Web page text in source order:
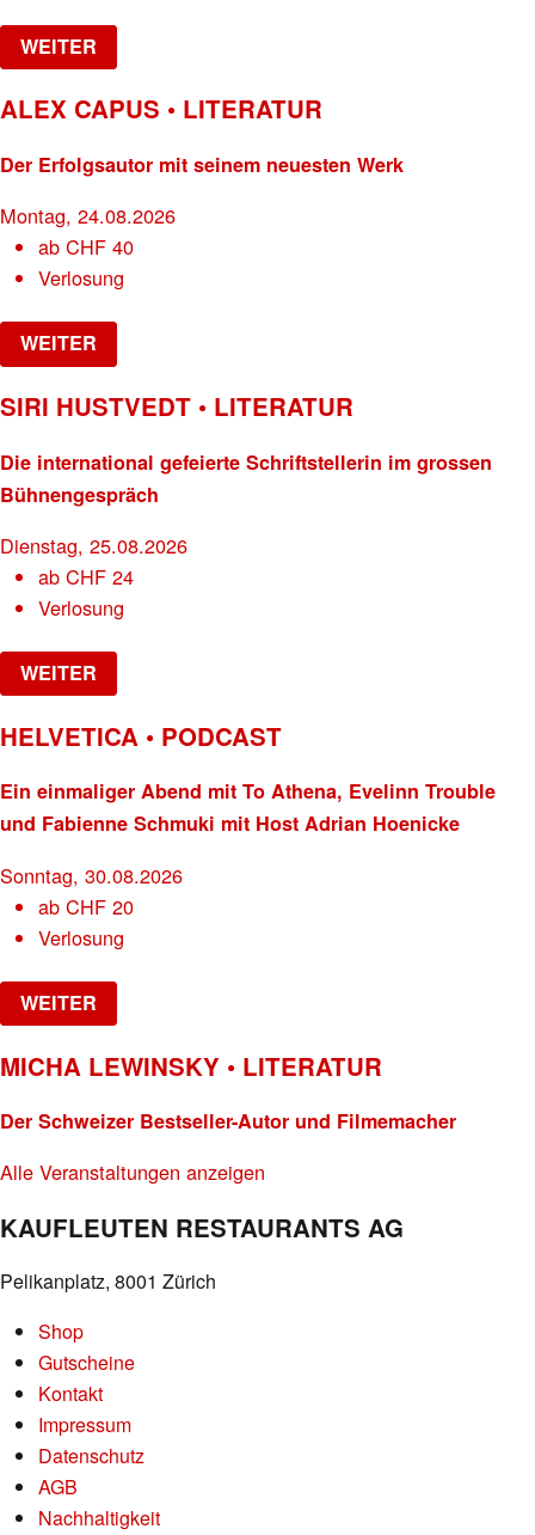
WEITER
ALEX CAPUS • LITERATUR
Der Erfolgsautor mit seinem neuesten Werk
Montag, 24.08.2026
abCHF 40
Verlosung
WEITER
SIRI HUSTVEDT • LITERATUR
Die international gefeierte Schriftstellerin im grossen
Bühnengespräch
Dienstag, 25.08.2026
abCHF 24
Verlosung
WEITER
HELVETICA • PODCAST
Ein einmaliger Abend mit To Athena, Evelinn Trouble
und Fabienne Schmuki mit Host Adrian Hoenicke
Sonntag, 30.08.2026
abCHF 20
Verlosung
WEITER
MICHA LEWINSKY • LITERATUR
Der Schweizer Bestseller-Autor und Filmemacher
Alle Veranstaltungen anzeigen
KAUFLEUTEN RESTAURANTS AG
Pelikanplatz, 8001 Zürich
Shop
Gutscheine
Kontakt
Impressum
Datenschutz
AGB
Nachhaltigkeit